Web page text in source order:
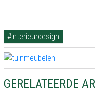
#Interieurdesign
GERELATEERDE